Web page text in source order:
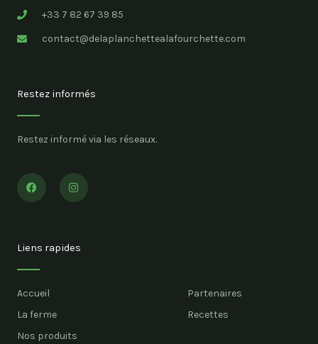
+33 7 82 67 39 85
contact@delaplanchettealafourchette.com
Restez informés
Restez informé via les réseaux.
F
a
c
k
I
n
s
a
Liens rapides
Accueil
La ferme
Nos produits
Partenaires
Recettes